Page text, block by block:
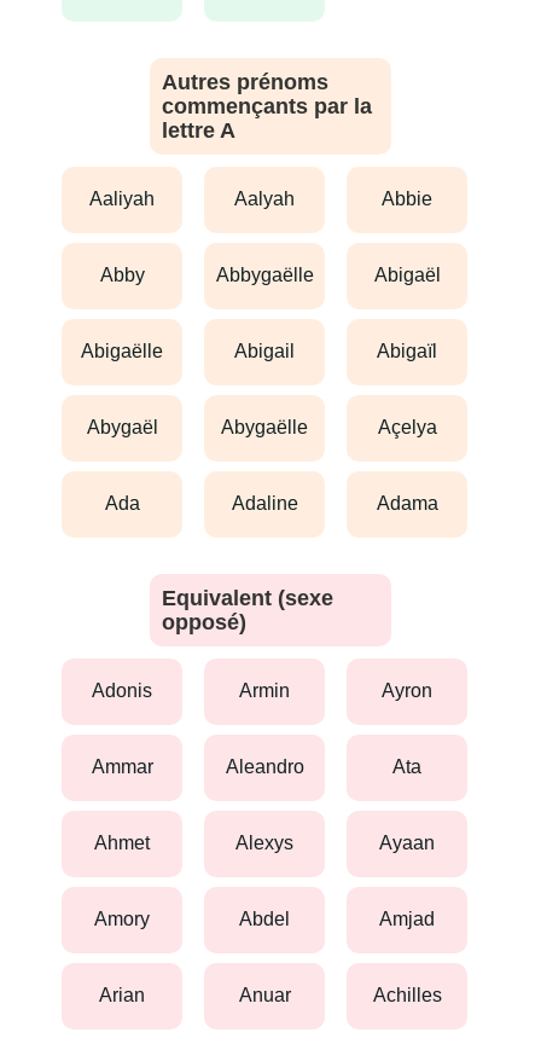
Autres prénoms
commençants par la
lettre A
aaliyah aalyah abbie
abby abbygaëlle abigaël
abigaëlle abigail abigaïl
abygaël abygaëlle açelya
ada adaline adama
Equivalent (sexe
opposé)
adonis armin ayron
ammar aleandro ata
ahmet alexys ayaan
amory abdel amjad
arian anuar achilles